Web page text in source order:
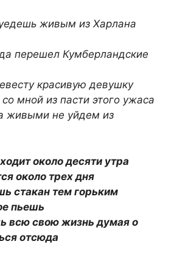
живым из Харлана
перешел Кумберландские
красивую девушку
мной из пасти этого ужаса
живыми не уйдем из
около десяти утра
около трех дня
стакан тем горьким
пьешь
всю свою жизнь думая о
отсюда